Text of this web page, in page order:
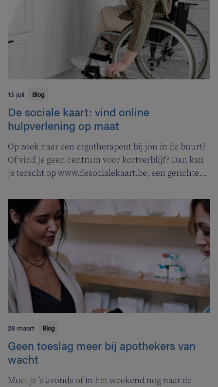
13 juli Blog
De sociale kaart: vind online
hulpverlening op maat
Op zoek naar een ergotherapeut bij jou in de buurt?
Of vind je geen centrum voor kortverblijf? Dan kan
je terecht op www.desocialekaart.be, een gerichte
gezondheidszorg en welzijn. Heel handig voor zowel
patiënten als zorgverleners.
28 maart Blog
Geen toeslag meer bij apothekers van
wacht
Moet je ’s avonds of in het weekend nog naar de